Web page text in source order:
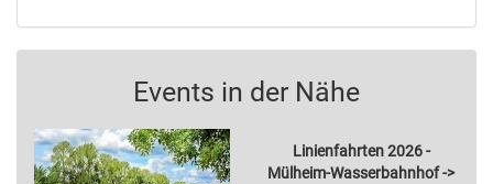
Events in der Nähe
Linienfahrten 2026 -
Mülheim-Wasserbahnhof ->